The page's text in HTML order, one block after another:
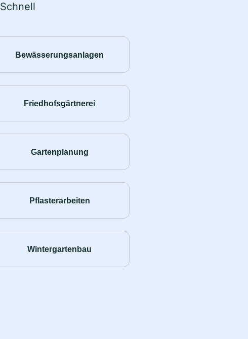
Schnell
Bewässerungsanlagen
Friedhofsgärtnerei
Gartenplanung
Pflasterarbeiten
Wintergartenbau